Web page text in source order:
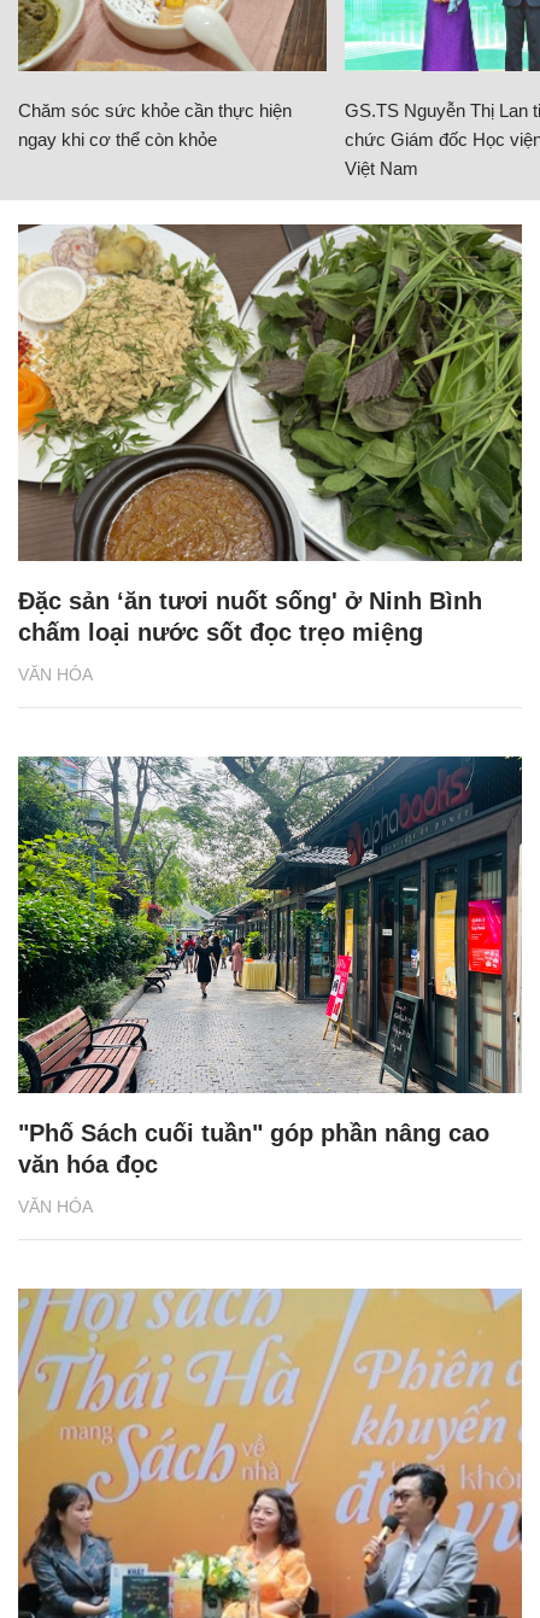
Chăm sóc sức khỏe cần thực hiện
ngay khi cơ thể còn khỏe
GS.TS Nguyễn Thị Lan
chức Giám đốc Học
Việt Nam
VĂN HÓA
Đặc sản ‘ăn tươi nuốt sống' ở Ninh Bình
chấm loại nước sốt đọc trẹo miệng
VĂN HÓA
"Phố Sách cuối tuần" góp phần nâng cao
văn hóa đọc